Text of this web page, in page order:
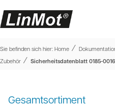
Sie befinden sich hier: Home ⁄
Zubehör ⁄ Sicherheitsdatenblatt 0185-
Gesamtsortiment